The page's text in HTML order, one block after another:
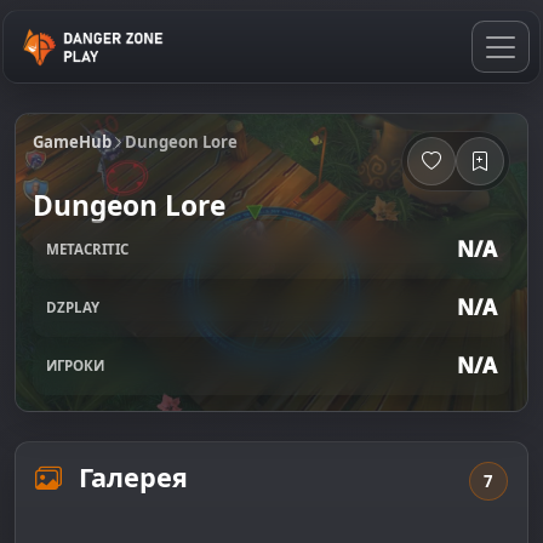
GameHub Dungeon Lore
Dungeon Lore
METACRITIC N/A
DZPLAY N/A
ИГРОКИ N/A
Галерея 7